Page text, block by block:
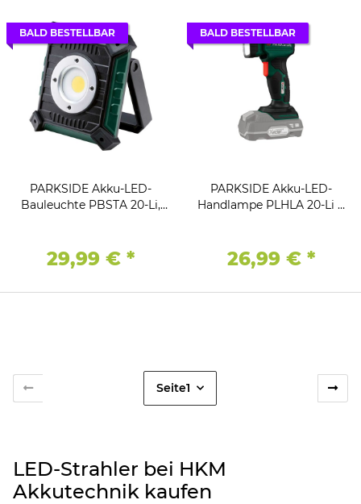
BALD BESTELLBAR
PARKSIDE Akku-LED-
Bauleuchte PBSTA 20-Li,
29,99 € *
BALD BESTELLBAR
PARKSIDE Akku-LED-
Handlampe PLHLA 20-Li X
26,99 € *
Seite1
LED-Strahler bei HKM
Akkutechnik kaufen